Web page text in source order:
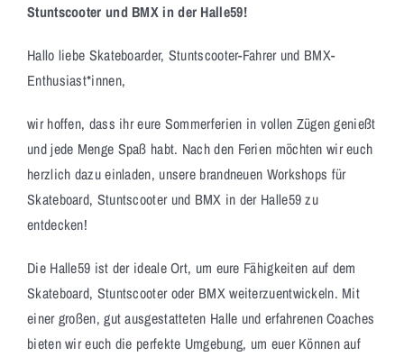
Stuntscooter und BMX in der Halle59!
Hallo liebe Skateboarder, Stuntscooter-Fahrer und BMX-
Enthusiast*innen,
wir hoffen, dass ihr eure Sommerferien in vollen Zügen genießt
und jede Menge Spaß habt. Nach den Ferien möchten wir euch
herzlich dazu einladen, unsere brandneuen Workshops für
Skateboard, Stuntscooter und BMX in der Halle59 zu
entdecken!
Die Halle59 ist der ideale Ort, um eure Fähigkeiten auf dem
Skateboard, Stuntscooter oder BMX weiterzuentwickeln. Mit
einer großen, gut ausgestatteten Halle und erfahrenen Coaches
bieten wir euch die perfekte Umgebung, um euer Können auf